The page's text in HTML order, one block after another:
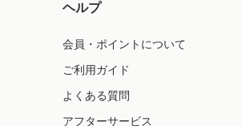
ヘルプ
会員・ポイントについて
ご利用ガイド
よくある質問
アフターサービス